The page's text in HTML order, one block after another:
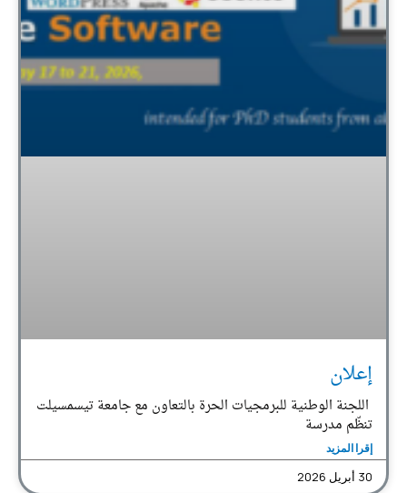
إعلان
اللجنة الوطنية للبرمجيات الحرة بالتعاون مع جامعة تيسمسيلت
تنظّم مدرسة
إقرا المزيد
30 أبريل 2026